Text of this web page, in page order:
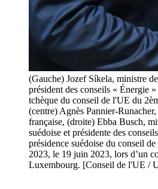
(Gauche) Jozef Síkela, ministre
président des conseils « Énergie
tchèque du conseil de l'UE du
(centre) Agnès Pannier-
française, (droite) Ebba Busch,
suédoise et présidente des
présidence suédoise du conseil
2023, le 19 juin 2023, lors d’un
Luxembourg. [Conseil de l'UE /